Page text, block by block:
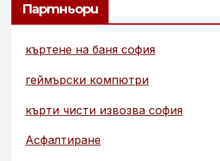
Партньори
къртене на баня софия
геймърски компютри
кърти чисти извозва софия
Асфалтиране